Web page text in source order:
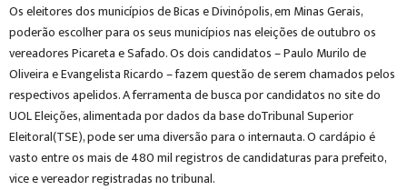
Os eleitores dos municípios de Bicas e Divinópolis, em Minas Gerais,
poderão escolher para os seus municípios nas eleições de outubro os
vereadores Picareta e Safado. Os dois candidatos – Paulo Murilo de
Oliveira e Evangelista Ricardo – fazem questão de serem chamados pelos
respectivos apelidos. A ferramenta de busca por candidatos no site do
UOL Eleições, alimentada por dados da base doTribunal Superior
Eleitoral(TSE), pode ser uma diversão para o internauta. O cardápio é
vasto entre os mais de 480 mil registros de candidaturas para prefeito,
vice e vereador registradas no tribunal.